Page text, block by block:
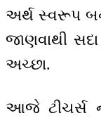
અર્થ સ્વરૂપ
જાણવાથી
અચ્છા.
આજે ટીચર્સ